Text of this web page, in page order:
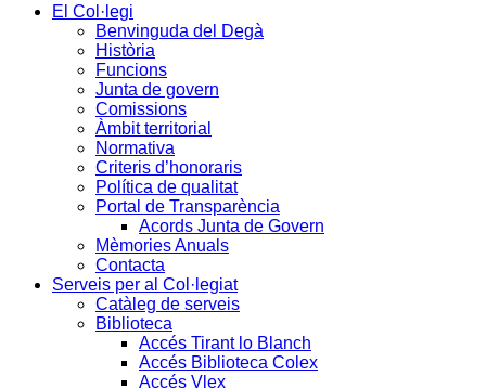
El Col·legi
Benvinguda del Degà
Història
Funcions
Junta de govern
Comissions
Àmbit territorial
Normativa
Criteris d’honoraris
Política de qualitat
Portal de Transparència
Acords Junta de Govern
Mèmories Anuals
Contacta
Serveis per al Col·legiat
Catàleg de serveis
Biblioteca
Accés Tirant lo Blanch
Accés Biblioteca Colex
Accés Vlex